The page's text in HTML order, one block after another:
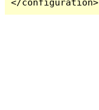
</configuration>